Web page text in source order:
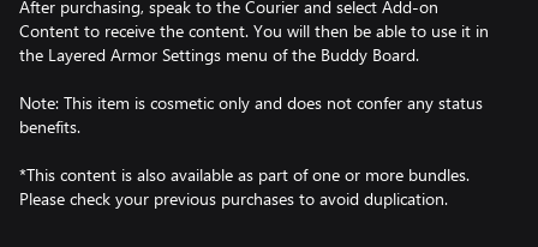
After purchasing, speak to the Courier and select Add-on
Content to receive the content. You will then be able to use it in
the Layered Armor Settings menu of the Buddy Board.
Note: This item is cosmetic only and does not confer any status
benefits.
*This content is also available as part of one or more bundles.
Please check your previous purchases to avoid duplication.